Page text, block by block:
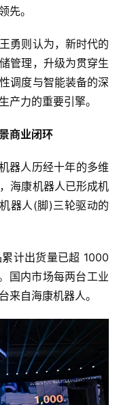
先。
勇则认为，新时代的
管理，升级为贯穿生
调度与智能装备的深
产力的重要引擎。
商业闭环
器人历经十年的多维
海康机器人已形成机
器人(脚)三轮驱动的
计出货量已超 1000
国内市场每两台工业
来自海康机器人。